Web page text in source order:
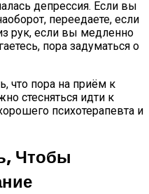
депрессия. Если вы
переедаете, если
рук, если вы медленно
пора задуматься о
что пора на приём к
стесняться идти к
психотерапевта и
Чтобы